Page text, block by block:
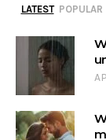
LATEST POPULAR